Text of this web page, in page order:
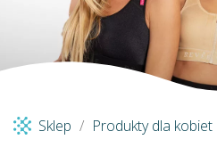
Sklep Produkty dla kobiet